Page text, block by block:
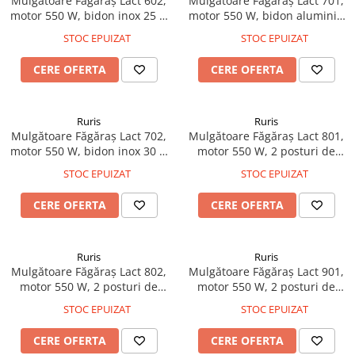
pneumatice
Pistoale de vopsit
Polizoare electrice de banc si
unghiulare
Rindele si freze pentru lemn
Redresoare auto - roboti de
pornire
Suflante cu aer cald
Strungurii
Scule cu acumulator
Truse de scule
Hote Traditionale
Hote Incorporabile
Hote Country
Hote Insula
Accesorii, consumabile hote
Masini de tocat carne
Masini de spalat vase incorporabile
Masini de spalat rufe
Masini de spalat rufe frontale
Masini de spalat rufe verticale
Masini de spalat rufe incorporabile
Masini de spalat rufe cu uscator
motor 550 W, bidon inox 25 L,
post de mulgere, tanc vacuum
4 L, 220V
STOC EPUIZAT
CERE OFERTA
motor 550 W, bidon aluminiu
L/min, tanc vacuum 18 L, 1
post de mulgere, 220V
STOC EPUIZAT
CERE OFERTA
Ruris
Mulgătoare Făgăraș Lact 702,
motor 550 W, bidon inox 30 L,
tanc vacuum 18 L, 1 post de
mulgere, 220V
STOC EPUIZAT
CERE OFERTA
Ruris
Mulgătoare Făgăraș Lact 801,
motor 550 W, 2 posturi de
pompă vacuum 200 L/min,
tanc vacuum 18 L, 220V
STOC EPUIZAT
CERE OFERTA
Ruris
Mulgătoare Făgăraș Lact 802,
motor 550 W, 2 posturi de
pompă vacuum 200 L/min,
tanc vacuum 18 L, 220V
STOC EPUIZAT
CERE OFERTA
Ruris
Mulgătoare Făgăraș Lact 901,
motor 550 W, 2 posturi de
30 L, pompă vacuum 200
L/min, tanc vacuum 18 L, 220V
STOC EPUIZAT
CERE OFERTA